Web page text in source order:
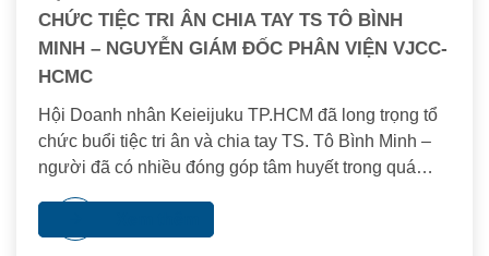
CHỨC TIỆC TRI ÂN CHIA TAY TS TÔ BÌNH
MINH – NGUYỄN GIÁM ĐỐC PHÂN VIỆN VJCC-
HCMC
Hội Doanh nhân Keieijuku TP.HCM đã long trọng tổ
chức buổi tiệc tri ân và chia tay TS. Tô Bình Minh –
người đã có nhiều đóng góp tâm huyết trong quá
trình đồng hành, hỗ trợ và dẫn dắt hoạt động của Hội.
kiện là dịp để các thành viên bày tỏ lòng biết ơn, ghi